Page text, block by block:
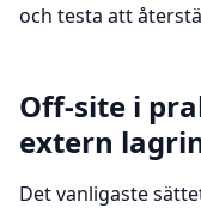
och testa att
Off-site i
extern
Det vanligaste